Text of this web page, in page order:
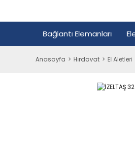
Bağlantı Elemanları
Anasayfa Hırdavat El Aletleri